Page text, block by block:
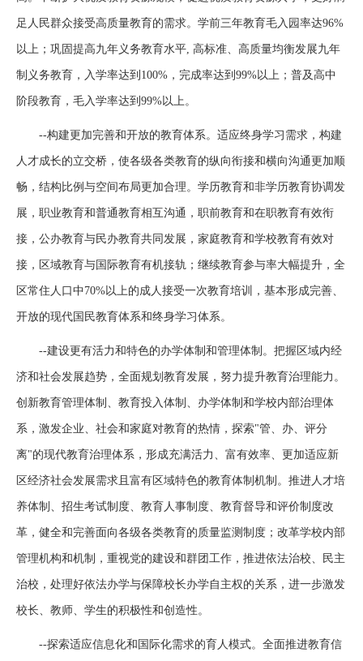
足人民群众接受高质量教育的需求。学前三年教育毛入园率达96%
以上；巩固提高九年义务教育水平, 高标准、高质量均衡发展九年
制义务教育，入学率达到100%，完成率达到99%以上；普及高中
阶段教育，毛入学率达到99%以上。
--构建更加完善和开放的教育体系。适应终身学习需求，构建
人才成长的立交桥，使各级各类教育的纵向衔接和横向沟通更加顺
畅，结构比例与空间布局更加合理。学历教育和非学历教育协调发
展，职业教育和普通教育相互沟通，职前教育和在职教育有效衔
接，公办教育与民办教育共同发展，家庭教育和学校教育有效对
接，区域教育与国际教育有机接轨；继续教育参与率大幅提升，全
区常住人口中70%以上的成人接受一次教育培训，基本形成完善、
开放的现代国民教育体系和终身学习体系。
--建设更有活力和特色的办学体制和管理体制。把握区域内经
济和社会发展趋势，全面规划教育发展，努力提升教育治理能力。
创新教育管理体制、教育投入体制、办学体制和学校内部治理体
系，激发企业、社会和家庭对教育的热情，探索"管、办、评分
离"的现代教育治理体系，形成充满活力、富有效率、更加适应新
区经济社会发展需求且富有区域特色的教育体制机制。推进人才培
养体制、招生考试制度、教育人事制度、教育督导和评价制度改
革，健全和完善面向各级各类教育的质量监测制度；改革学校内部
管理机构和机制，重视党的建设和群团工作，推进依法治校、民主
治校，处理好依法办学与保障校长办学自主权的关系，进一步激发
校长、教师、学生的积极性和创造性。
--探索适应信息化和国际化需求的育人模式。全面推进教育信